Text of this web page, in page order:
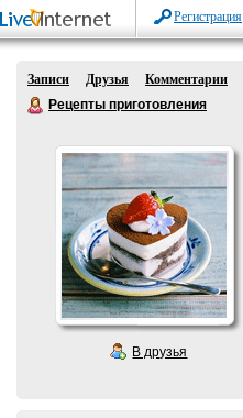
Регистрация
Записи Друзья
Комментарии
Рецепты приготовления
В друзья